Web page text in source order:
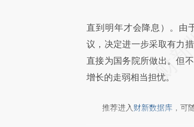
直到明年才会降息）。由
议，决定进一步采取有力
直接为国务院所做出。但
增长的走弱相当担忧。
推荐进入 财新数据库 ，可